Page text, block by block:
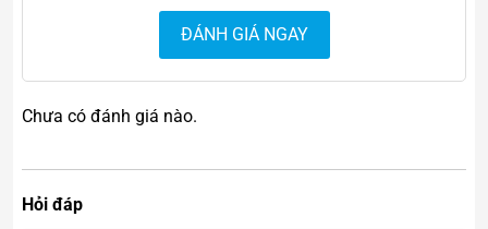
ĐÁNH GIÁ NGAY
Chưa có đánh giá nào.
Hỏi đáp